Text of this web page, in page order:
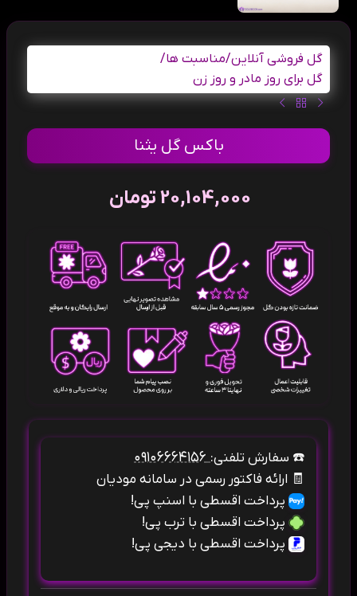
گل فروشی آنلاین/مناسبت ها/
گل برای روز مادر و روز زن
باکس گل یثنا
20,104,000تومان
☎️ سفارش تلفنی:۰۹۱۰۶۶۶۴۱۵۶
🧾 ارائه فاکتور رسمی در سامانه مودیان
پرداخت اقسطی با اسنپ پی!
پرداخت اقسطی با ترب پی!
پرداخت اقسطی با دیجی پی!